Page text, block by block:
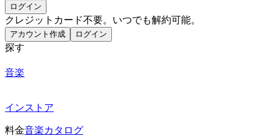
ログイン
クレジットカード不要。いつでも解約可能。
アカウント作成 ログイン
探す
音楽
インストア
料金音楽カタログ